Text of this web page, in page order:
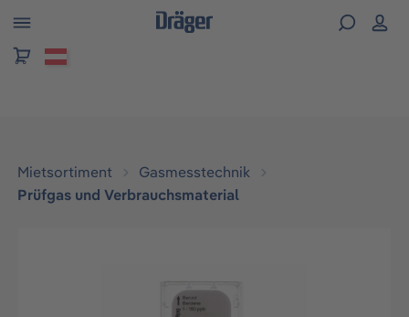
springen
Mietsortiment
Gasmesstechnik
Prüfgas und Verbrauchsmaterial